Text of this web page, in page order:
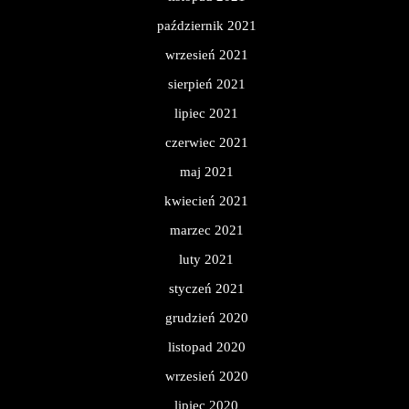
październik 2021
wrzesień 2021
sierpień 2021
lipiec 2021
czerwiec 2021
maj 2021
kwiecień 2021
marzec 2021
luty 2021
styczeń 2021
grudzień 2020
listopad 2020
wrzesień 2020
lipiec 2020